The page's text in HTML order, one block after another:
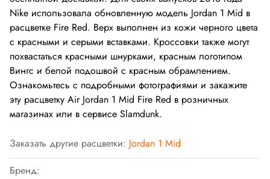
Nike использовала обновленную модель Jordan 1 Mid в
расцветке Fire Red. Верх выполнен из кожи черного цвета
с красными и серыми вставками. Кроссовки также могут
похвастаться красными шнурками, красным логотипом
Вингс и белой подошвой с красным обрамлением.
Ознакомьтесь с подробными фотографиями и закажите
эту расцветку Air Jordan 1 Mid Fire Red в розничных
магазинах или в сервисе Slamdunk.
Заказать другие расцветки: Jordan 1 Mid
Бренд: